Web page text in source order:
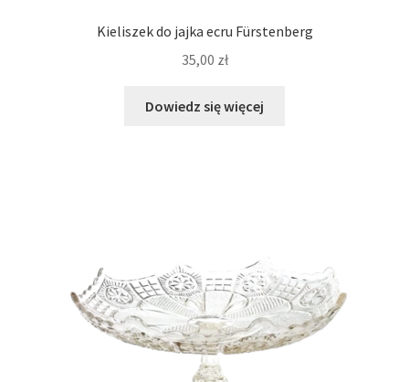
Kieliszek do jajka ecru Fürstenberg
35,00 zł
Dowiedz się więcej